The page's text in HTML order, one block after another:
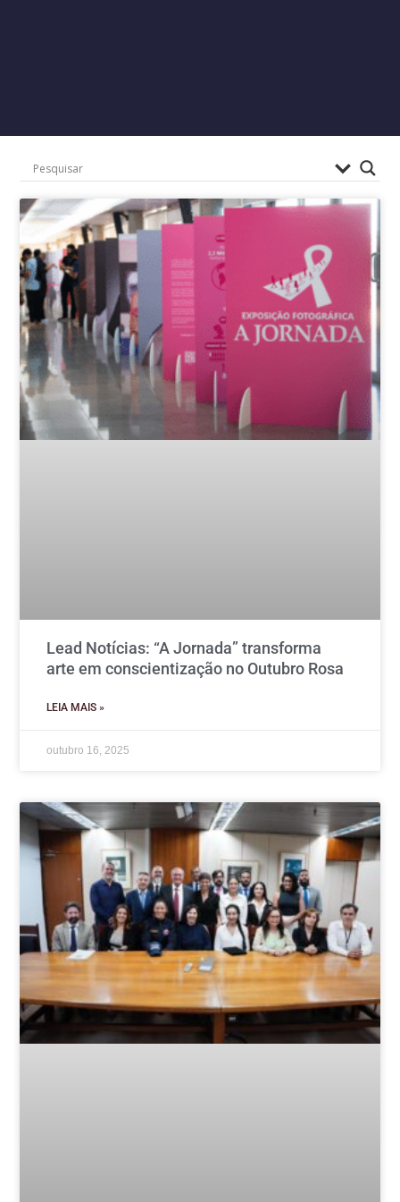
Lead Notícias: “A Jornada” transforma
arte em conscientização no Outubro Rosa
LEIA MAIS »
outubro 16, 2025